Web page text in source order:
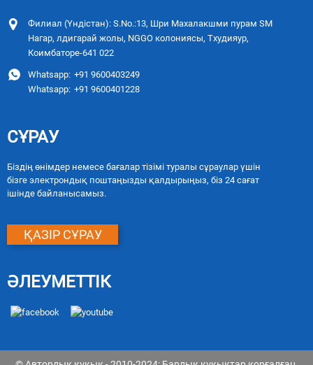
Филиал (Үндістан): S.No.:13, Шри Махалакшми пурам SM
Нагар, лдигарай жолы, NGGO колониясы, Тхудияур,
Коимбаторе-641 022
Whatsapp: +91 9600403249
Whatsapp: +91 9600401228
СҰРАУ
Біздің өнімдер немесе бағалар тізімі туралы сұраулар үшін
бізге электрондық поштаңызды қалдырыңыз, біз 24 сағат
ішінде байланысамыз.
ҚАЗІР СҰРАУ
ӘЛЕУМЕТТІК